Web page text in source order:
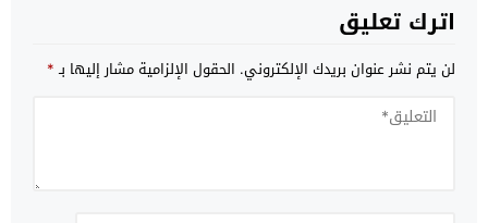
اترك تعليق
لن يتم نشر عنوان بريدك الإلكتروني. الحقول الإلزامية مشار إليها بـ*